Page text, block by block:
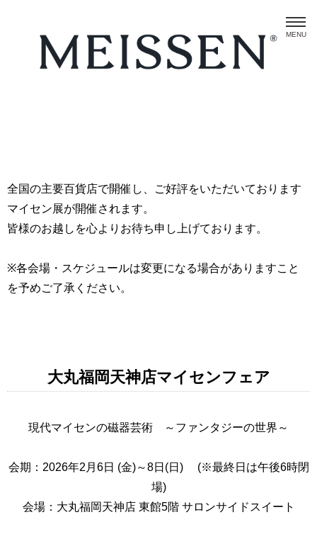
MENU
全国の主要百貨店で開催し、ご好評をいただいております
マイセン展が開催されます。
皆様のお越しを心よりお待ち申し上げております。
※各会場・スケジュールは変更になる場合がありますこと
を予めご了承ください。
大丸福岡天神店マイセンフェア
現代マイセンの磁器芸術 ～ファンタジーの世界～
会期：2026年2月6日 (金)～8日(日) (※最終日は午後6時閉
場)
会場：大丸福岡天神店 東館5階 サロンサイドスイート